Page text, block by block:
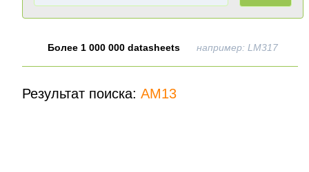
Более 1 000 000 datasheets например: LM317
Результат поиска: AM13